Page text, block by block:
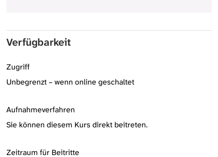
Verfügbarkeit
Zugriff
Unbegrenzt – wenn online geschaltet
Aufnahmeverfahren
Sie können diesem Kurs direkt beitreten.
Zeitraum für Beitritte